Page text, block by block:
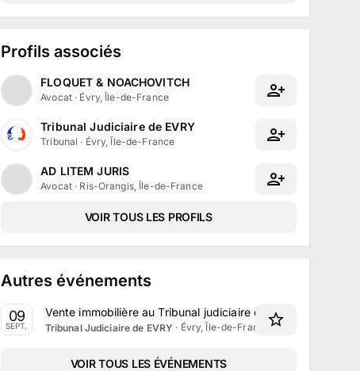
Profils associés
FLOQUET & NOACHOVITCH
Avocat · Évry, Île-de-France
Tribunal Judiciaire de EVRY
Tribunal · Évry, Île-de-France
AD LITEM JURIS
Avocat · Ris-Orangis, Île-de-France
VOIR TOUS LES PROFILS
Autres événements
09
SEPT.
Vente immobilière au Tribunal judiciaire d'Évry le 9
Tribunal Judiciaire de EVRY · Évry, Île-de-France
VOIR TOUS LES ÉVÉNEMENTS